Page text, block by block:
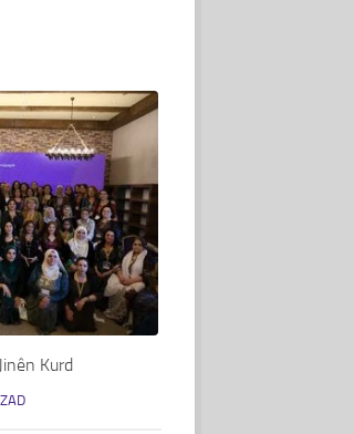
Kurd